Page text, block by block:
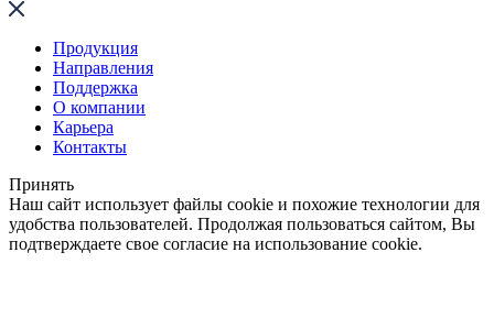
Продукция
Направления
Поддержка
О компании
Карьера
Контакты
Принять
Наш сайт использует файлы cookie и похожие технологии для
удобства пользователей. Продолжая пользоваться сайтом, Вы
подтверждаете свое согласие на использование cookie.